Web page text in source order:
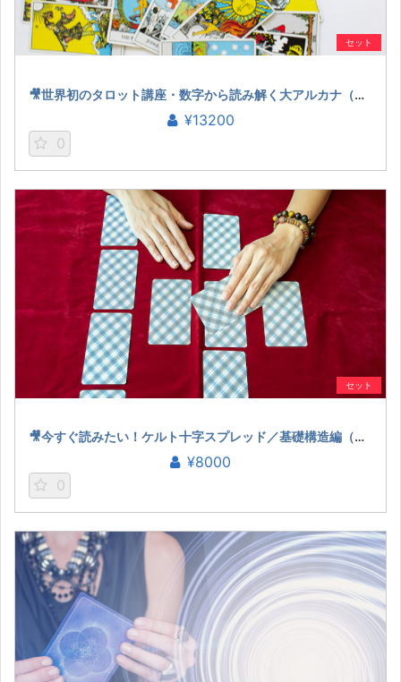
セット
🎥世界初のタロット講座・数字から読み解く大アルカナ（桜田ケイ）
¥13200
0
セット
🎥今すぐ読みたい！ケルト十字スプレッド／基礎構造編（桜田ケイ）
¥8000
0